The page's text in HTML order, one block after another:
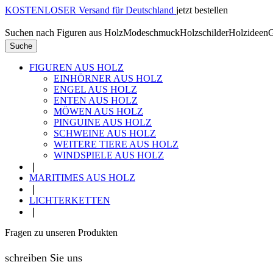
KOSTENLOSER Versand für Deutschland jetzt bestellen
Suchen nach Figuren aus HolzModeschmuckHolzschilderHolzideen
Suche
FIGUREN AUS HOLZ
EINHÖRNER AUS HOLZ
ENGEL AUS HOLZ
ENTEN AUS HOLZ
MÖWEN AUS HOLZ
PINGUINE AUS HOLZ
SCHWEINE AUS HOLZ
WEITERE TIERE AUS HOLZ
WINDSPIELE AUS HOLZ
MARITIMES AUS HOLZ
LICHTERKETTEN
Fragen zu unseren Produkten
schreiben Sie uns